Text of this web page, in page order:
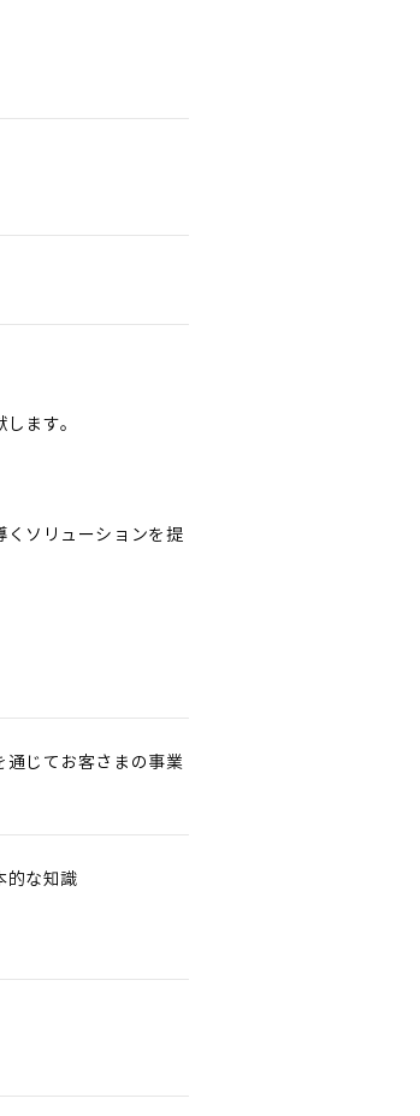
ます。
くソリューションを提
通じてお客さまの事業
的な知識